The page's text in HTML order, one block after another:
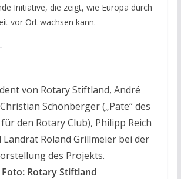
Initiative, die zeigt, wie Europa durch
vor Ort wachsen kann.
von Rotary Stiftland, André
Schönberger („Pate“ des
den Rotary Club), Philipp Reich
Landrat Roland Grillmeier bei der
des Projekts.
Foto: Rotary Stiftland